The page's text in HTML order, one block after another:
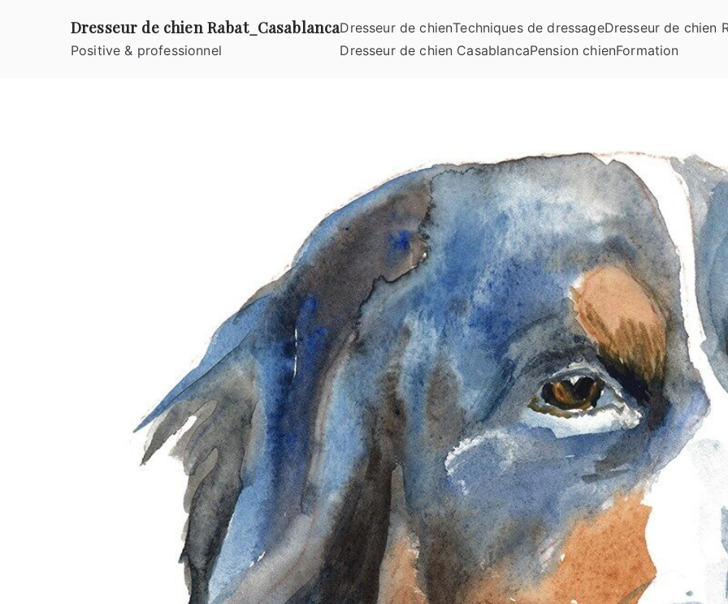
Dresseur de chien Rabat_Casablanca
Positive & professionnel
Dresseur de chienTechniques de dressageDresseur de chien
Dresseur de chien CasablancaPension chienFormation